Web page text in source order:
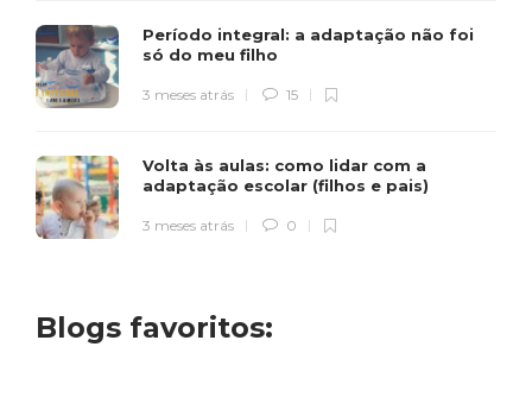
Período integral: a adaptação não foi
só do meu filho
3 meses atrás 15
Volta às aulas: como lidar com a
adaptação escolar (filhos e pais)
3 meses atrás 0
Blogs favoritos: